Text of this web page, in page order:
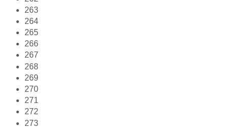
263
264
265
266
267
268
269
270
271
272
273